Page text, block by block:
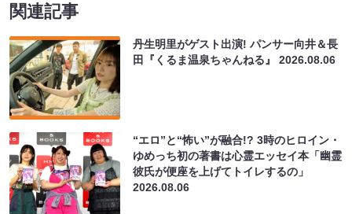
関連記事
丹生明里がゲスト出演! パンサー向井＆長
田『くるま温泉ちゃんねる』2026.08.06
“エロ”と“怖い”が融合!? 3時のヒロイン・
ゆめっち初の著書は心霊エッセイ本「幽霊
彼氏が便座を上げてトイレするの」
2026.08.06